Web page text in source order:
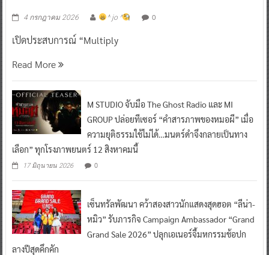
4 กรกฎาคม 2026 ^ jo ^ 0
เปิดประสบการณ์ “Multiply
Read More
M STUDIO จับมือ The Ghost Radio และ MI
GROUP ปล่อยทีเซอร์ “คำสารภาพของหมอผี” เมื่อ
ความยุติธรรมใช้ไม่ได้…มนตร์ดำจึงกลายเป็นทาง
เลือก” ทุกโรงภาพยนตร์ 12 สิงหาคมนี้
17 มิถุนายน 2026 0
เซ็นทรัลพัฒนา คว้าสองสาวนักแสดงสุดฮอต “ลีน่า-
หมิว” รับภารกิจ Campaign Ambassador “Grand
Grand Sale 2026” ปลุกเอเนอร์จี้มหกรรมช้อปก
ลางปีสุดคึกคัก